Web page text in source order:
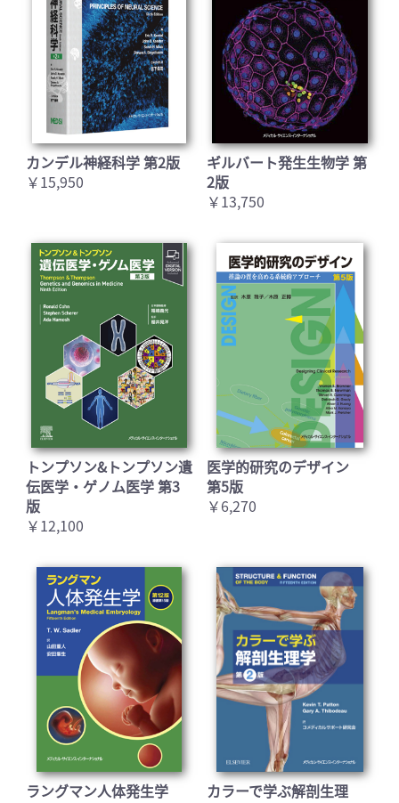
カンデル神経科学 第2版
￥15,950
ギルバート発生生物学 第
2版
￥13,750
トンプソン&トンプソン遺
伝医学・ゲノム医学 第3
版
￥12,100
医学的研究のデザイン
第5版
￥6,270
ラングマン人体発生学
カラーで学ぶ解剖生理